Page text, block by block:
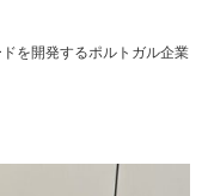
を開発するポルトガル企業